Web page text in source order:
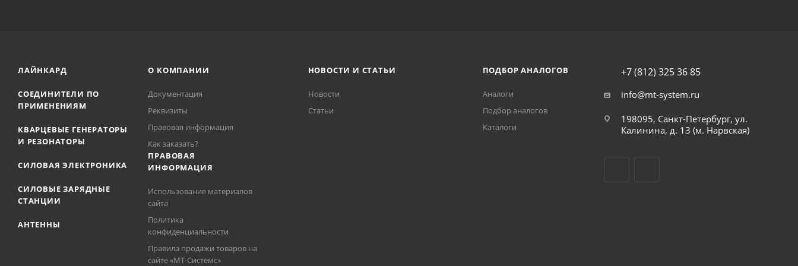
ЛАЙНКАРД
СОЕДИНИТЕЛИ ПО
ПРИМЕНЕНИЯМ
КВАРЦЕВЫЕ ГЕНЕРАТОРЫ
И РЕЗОНАТОРЫ
СИЛОВАЯ ЭЛЕКТРОНИКА
СИЛОВЫЕ ЗАРЯДНЫЕ
СТАНЦИИ
АНТЕННЫ
О КОМПАНИИ
Документация
Реквизиты
Правовая информация
Как заказать?
ПРАВОВАЯ
ИНФОРМАЦИЯ
Использование материалов
сайта
Политика
конфиденциальности
Правила продажи товаров на
сайте «МТ-Системс»
НОВОСТИ И СТАТЬИ
Новости
Статьи
ПОДБОР АНАЛОГОВ
Аналоги
Подбор аналогов
Каталоги
+7 (812) 325 36 85
info@mt-system.ru
198095, Санкт-Петербург, ул.
Калинина, д. 13 (м. Нарвская)